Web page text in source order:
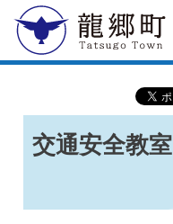
龍郷町
交通安全教室